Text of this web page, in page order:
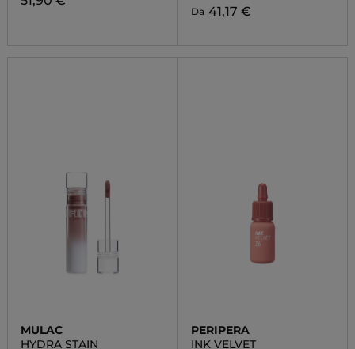
Da 41,17 €
MULAC
HYDRA STAIN
PERIPERA
INK VELVET